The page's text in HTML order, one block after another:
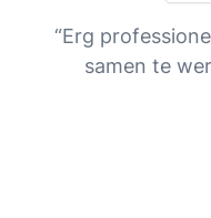
“Erg
samen te